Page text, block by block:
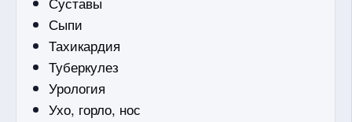
Сыпи
Тахикардия
Туберкулез
Урология
Ухо, горло, нос